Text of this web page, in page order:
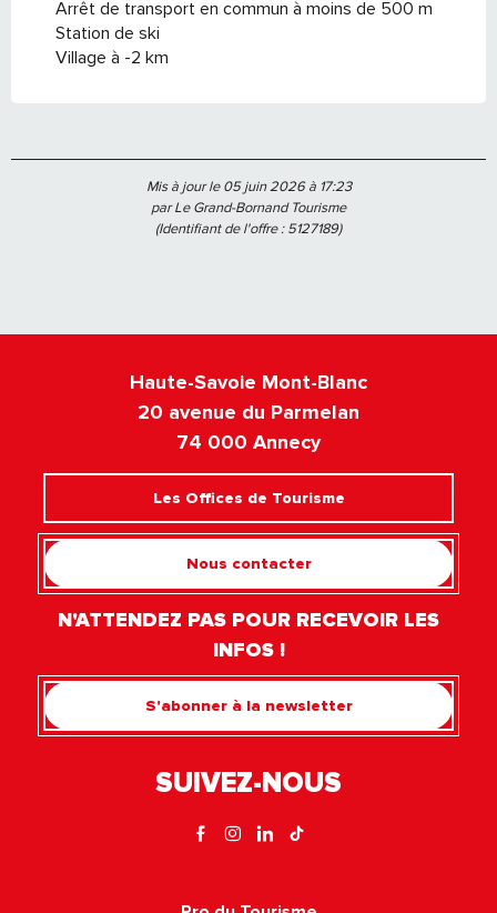
Arrêt de transport en commun à moins de 500 m
Station de ski
Village à -2 km
Mis à jour le 05 juin 2026 à 17:23
par Le Grand-Bornand Tourisme
(Identifiant de l'offre :5127189)
Haute-Savoie Mont-Blanc
20 avenue du Parmelan
74 000 Annecy
Les Offices de Tourisme
Nous contacter
N'ATTENDEZ PAS POUR RECEVOIR LES
INFOS !
S'abonner à la newsletter
SUIVEZ-NOUS